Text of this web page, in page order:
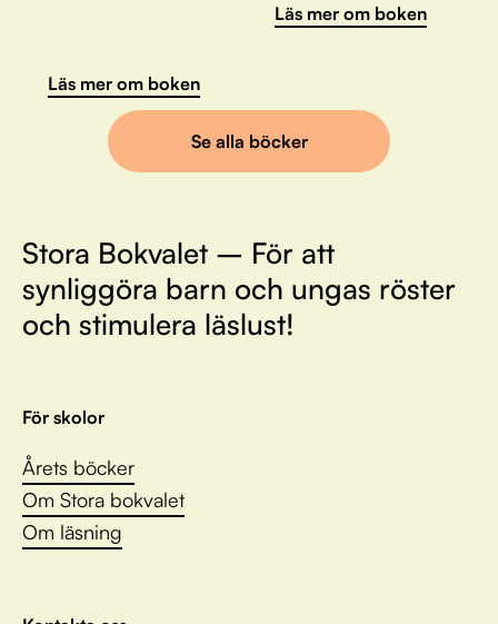
Läs mer om boken
Läs mer om boken
Se alla böcker
Stora Bokvalet – För att
synliggöra barn och ungas röster
och stimulera läslust!
För skolor
Årets böcker
Om Stora bokvalet
Om läsning